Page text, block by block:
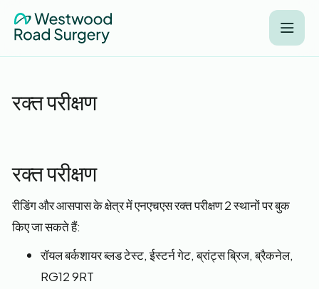
रक्त परीक्षण
रक्त परीक्षण
रीडिंग और आसपास के क्षेत्र में एनएचएस रक्त परीक्षण 2 स्थानों पर बुक
किए जा सकते हैं:
रॉयल बर्कशायर ब्लड टेस्ट, ईस्टर्न गेट, ब्रांट्स ब्रिज, ब्रैकनेल,
RG12 9RT